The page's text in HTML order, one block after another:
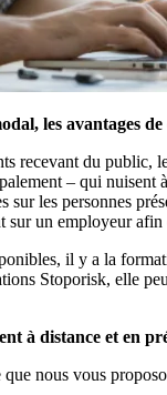
les avantages de
recevant du public,
– qui
sur les personnes
un employeur afin
il y a la
Stoporisk, elle
à distance et en
nous vous